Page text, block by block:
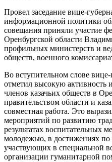
Провел заседание вице-
информационной политики
совещания приняли участие
Оренбургской области
профильных министерств и
обществ, военного
Во вступительном слове
отметил высокую активность
членов казачьих обществ в
правительством области и
совместная работа. Это
мероприятий по развитию
результатах воспитательных
молодежью, в достижениях по
участвующих в специальной
организации гуманитарной